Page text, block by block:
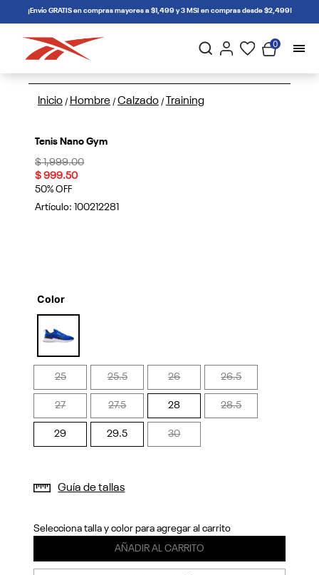
connectif¡Envío GRATIS en compras mayores a $1,499 y 3 MSI en compras desde $2,499!
0
Inicio / Hombre / Calzado / Training
Tenis Nano Gym
Price reduced from
$ 1,999.00to
$ 999.50
50% OFF
Artículo: 100212281
Color
selected
25 25.5 26 26.5
27 27.5 28 28.5
29 29.5 30
Guía de tallas
Selecciona talla y color para agregar al carrito
AÑADIR AL CARRITO